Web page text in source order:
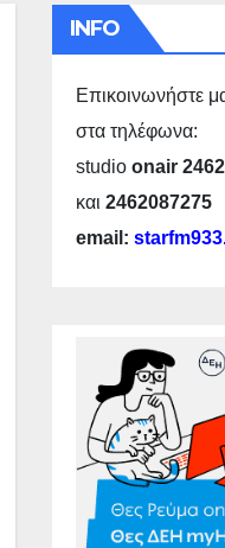
INFO
Επικοινωνήστε
στα τηλέφωνα:
studio onair
και 2462087275
email: